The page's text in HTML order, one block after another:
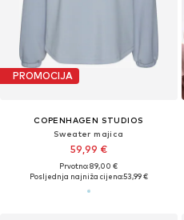
PROMOCIJA
COPENHAGEN STUDIOS
Sweater majica
59,99 €
Prvotno: 89,00 €
Posljednja najniža cijena:53,99 €